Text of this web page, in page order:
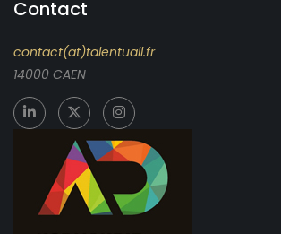
Contact
contact(at)talentuall.fr
14000 CAEN